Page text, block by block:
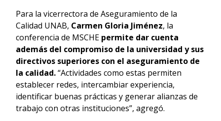
Para la vicerrectora de Aseguramiento de la
Calidad UNAB, Carmen Gloria Jiménez, la
conferencia de MSCHE permite dar cuenta
además del compromiso de la universidad y sus
directivos superiores con el aseguramiento de
la calidad.“Actividades como estas permiten
establecer redes, intercambiar experiencia,
identificar buenas prácticas y generar alianzas de
trabajo con otras instituciones”, agregó.